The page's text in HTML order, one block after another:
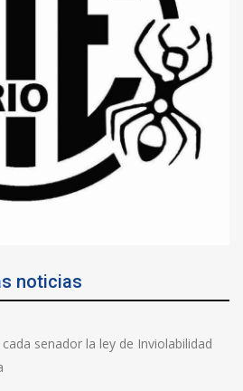
noticias
senador la ley de Inviolabilidad